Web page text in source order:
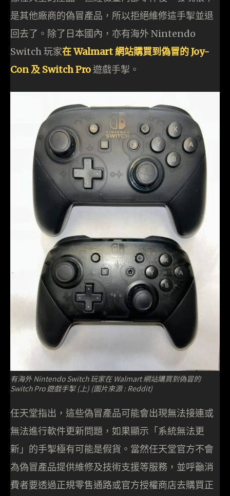
是其他廠商的偽冒產品，所以拒絕維修這手掣並退
回去了。除了日本國內，亦有海外 Nintendo
Switch 玩家在 Walmart 網站購買到偽冒的 Joy-
Con 及 Switch Pro遊戲手掣。
有海外 Nintendo Switch 玩家在 Walmart 網站購買到偽冒的
Switch Pro 遊戲手掣 (上) (圖片來源 : Reddit)
任天堂指出，這些偽冒產品可能會出現無法接連或
無法進行軟件更新問題，如果顯示「系統無法更
新」的手掣極有可能是假貨。當然任天堂官方不會
為偽冒產品提供維修及技術支援等服務，並呼籲消
費者要透過正規零售通路或官方授權商店去購買正